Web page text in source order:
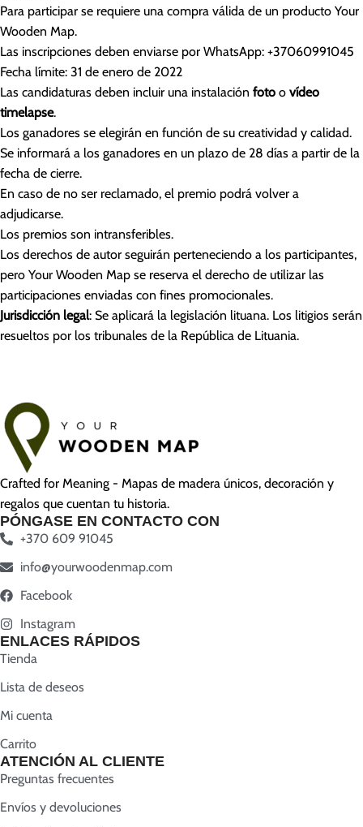
Para participar se requiere una compra válida de un producto Your
Wooden Map.
Las inscripciones deben enviarse por WhatsApp: +37060991045
Fecha límite: 31 de enero de 2022
Las candidaturas deben incluir una instalación foto o vídeo
timelapse.
Los ganadores se elegirán en función de su creatividad y calidad.
Se informará a los ganadores en un plazo de 28 días a partir de la
fecha de cierre.
En caso de no ser reclamado, el premio podrá volver a
adjudicarse.
Los premios son intransferibles.
Los derechos de autor seguirán perteneciendo a los participantes,
pero Your Wooden Map se reserva el derecho de utilizar las
participaciones enviadas con fines promocionales.
Jurisdicción legal: Se aplicará la legislación lituana. Los litigios serán
resueltos por los tribunales de la República de Lituania.
Crafted for Meaning - Mapas de madera únicos, decoración y
regalos que cuentan tu historia.
PÓNGASE EN CONTACTO CON
+370 609 91045
info@yourwoodenmap.com
Facebook
Instagram
ENLACES RÁPIDOS
Tienda
Lista de deseos
Mi cuenta
Carrito
ATENCIÓN AL CLIENTE
Preguntas frecuentes
Envíos y devoluciones